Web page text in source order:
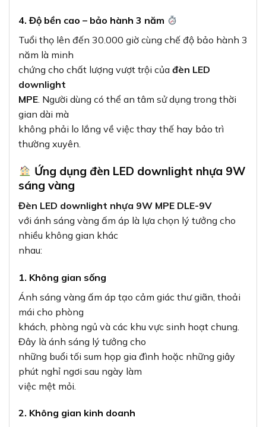
4. Độ bền cao – bảo hành 3 năm
Tuổi thọ lên đến 30.000 giờ cùng chế độ bảo hành 3
năm là minh
chứng cho chất lượng vượt trội của đèn LED
downlight
MPE. Người dùng có thể an tâm sử dụng trong thời
gian dài mà
không phải lo lắng về việc thay thế hay bảo trì
thường xuyên.
Ứng dụng đèn LED downlight nhựa 9W
sáng vàng
Đèn LED downlight nhựa 9W MPE DLE-9V
với ánh sáng vàng ấm áp là lựa chọn lý tưởng cho
nhiều không gian khác
nhau:
1. Không gian sống
Ánh sáng vàng ấm áp tạo cảm giác thư giãn, thoải
mái cho phòng
khách, phòng ngủ và các khu vực sinh hoạt chung.
Đây là ánh sáng lý tưởng cho
những buổi tối sum họp gia đình hoặc những giây
phút nghỉ ngơi sau ngày làm
việc mệt mỏi.
2. Không gian kinh doanh